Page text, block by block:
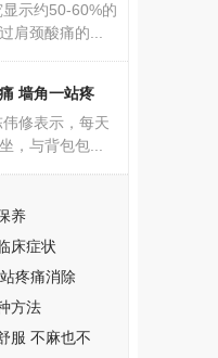
约50-60%的
肩颈酸痛的...
墙角一站疼
表示，每天
，与背包包...
养
床症状
疼痛消除
方法
服 不麻也不